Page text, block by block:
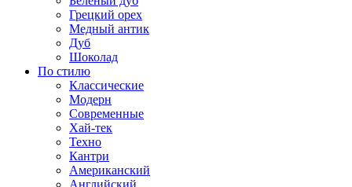
Грецкий орех
Медный антик
Дуб
Шоколад
По стилю
Классические
Модерн
Современные
Хай-тек
Техно
Кантри
Американский